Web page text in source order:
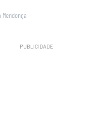
Mendonça